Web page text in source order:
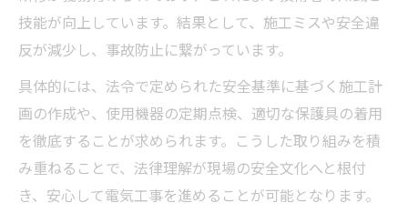
技能が向上しています。結果として、施工ミスや安全違
反が減少し、事故防止に繋がっています。
具体的には、法令で定められた安全基準に基づく施工計
画の作成や、使用機器の定期点検、適切な保護具の着用
を徹底することが求められます。こうした取り組みを積
み重ねることで、法律理解が現場の安全文化へと根付
き、安心して電気工事を進めることが可能となります。